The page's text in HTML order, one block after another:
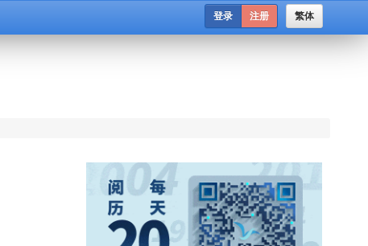
繁体
登录 注册